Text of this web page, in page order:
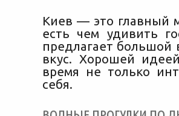
Киев — это главный
есть чем удивить
предлагает
вкус. Хорошей
время не только
себя.